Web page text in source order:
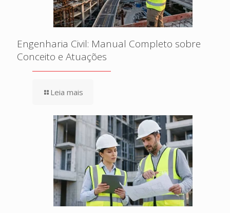
Engenharia Civil: Manual Completo sobre
Conceito e Atuações
Leia mais